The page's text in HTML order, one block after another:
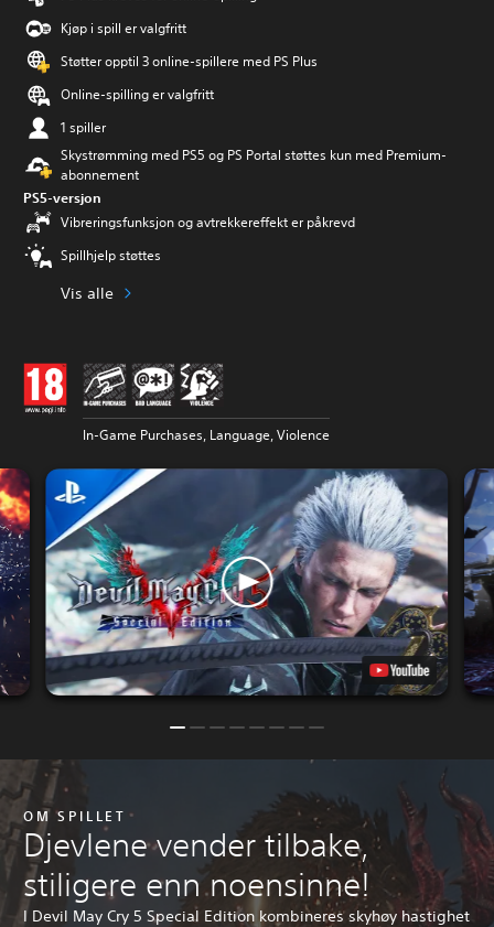
Kjøp i spill er valgfritt
Støtter opptil 3 online-spillere med PS Plus
Online-spilling er valgfritt
1 spiller
Skystrømming med PS5 og PS Portal støttes kun med Premium-
abonnement
PS5-versjon
Vibreringsfunksjon og avtrekkereffekt er påkrevd
Spillhjelp støttes
Vis alle
In-Game Purchases, Language, Violence
OM SPILLET
Djevlene vender tilbake,
stiligere enn noensinne!
I Devil May Cry 5 Special Edition kombineres skyhøy hastighet